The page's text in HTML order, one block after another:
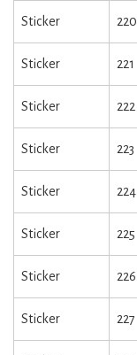
Sticker 220
Sticker 221
Sticker 222
Sticker 223
Sticker 224
Sticker 225
Sticker 226
Sticker 227